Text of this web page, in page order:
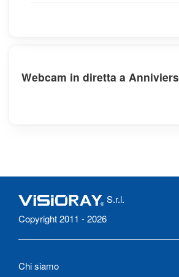
Webcam in diretta a Anniviers
S.r.l.
Copyright 2011 - 2026
Chi siamo